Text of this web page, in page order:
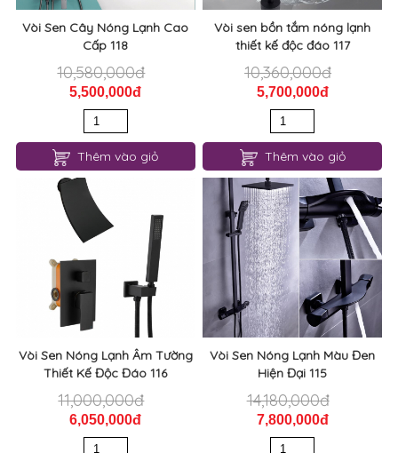
Vòi Sen Cây Nóng Lạnh Cao
Cấp 118
10,580,000đ
5,500,000đ
Thêm vào giỏ
Vòi sen bồn tắm nóng lạnh
thiết kế độc đáo 117
10,360,000đ
5,700,000đ
Thêm vào giỏ
Vòi Sen Nóng Lạnh Âm Tường
Thiết Kế Độc Đáo 116
11,000,000đ
6,050,000đ
Vòi Sen Nóng Lạnh Màu Đen
Hiện Đại 115
14,180,000đ
7,800,000đ